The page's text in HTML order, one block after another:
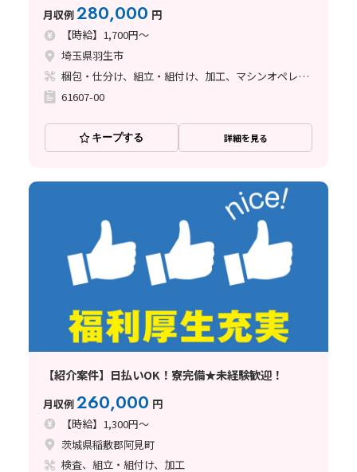
月収例280,000 円
【時給】1,700円～
埼玉県羽生市
梱包・仕分け、組立・組付け、加工、マシンオペレーター
61607-00
キープする 詳細を見る
【紹介案件】日払いOK！寮完備★未経験歓迎！
月収例260,000 円
【時給】1,300円～
茨城県稲敷郡阿見町
検査、組立・組付け、加工